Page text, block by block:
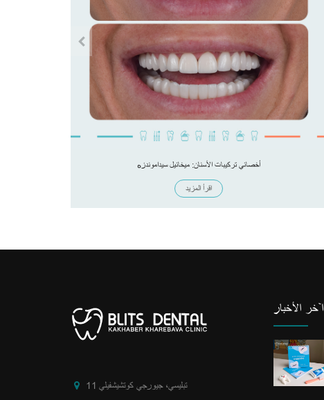
أخصائي تركيبات الأسنان: ميخائيل سيداموندزه
اقرأ المزيد
تبليسي، جيورجي كوتشيشفيلي 11
آخر الأخبار